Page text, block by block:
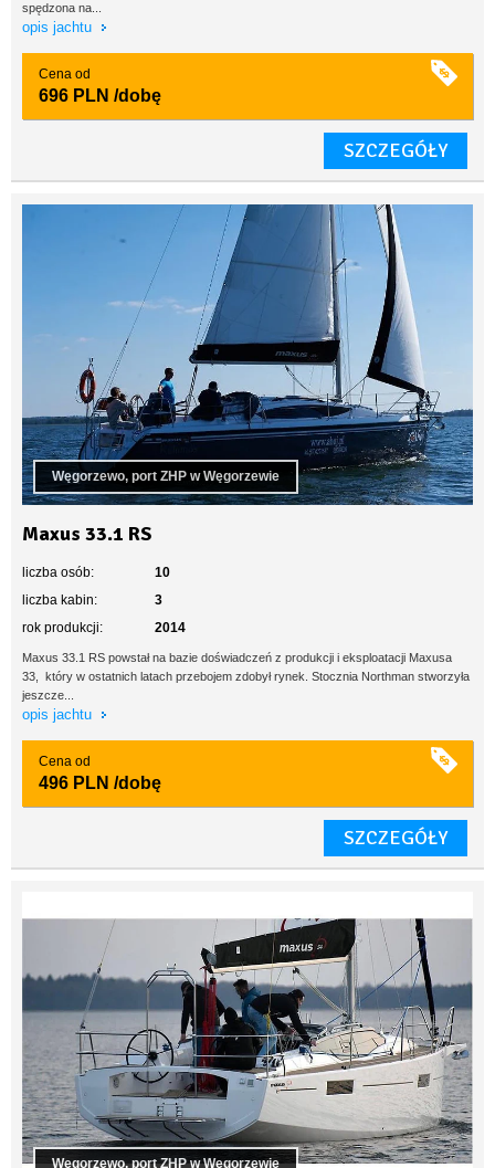
spędzona na...
opis jachtu
Cena od
696 PLN /dobę
SZCZEGÓŁY
Węgorzewo, port ZHP w Węgorzewie
Maxus 33.1 RS
liczba osób:
10
liczba kabin:
3
rok produkcji:
2014
Maxus 33.1 RS powstał na bazie doświadczeń z produkcji i eksploatacji Maxusa
33, który w ostatnich latach przebojem zdobył rynek. Stocznia Northman stworzyła
jeszcze...
opis jachtu
Cena od
496 PLN /dobę
SZCZEGÓŁY
Węgorzewo, port ZHP w Węgorzewie